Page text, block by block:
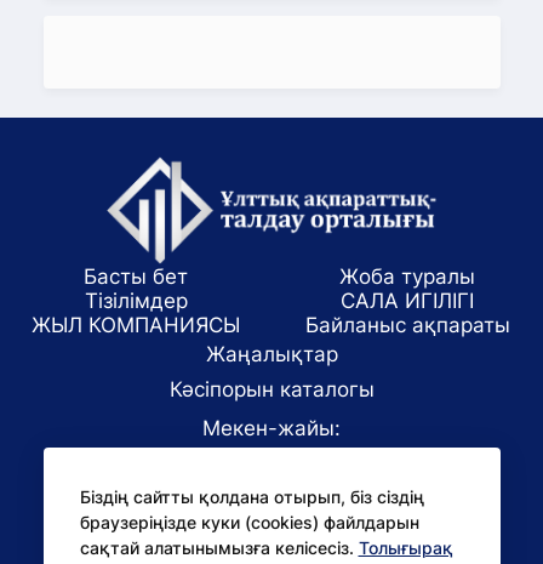
Біздің сайтты қолдана отырып, біз сіздің
браузеріңізде куки (cookies) файлдарын
сақтай алатынымызға келісесіз. Толығырақ
Басты бет
Жоба туралы
Тізілімдер
САЛА ИГІЛІГІ
ЖЫЛ КОМПАНИЯСЫ
Байланыс ақпараты
Жаңалықтар
Кәсіпорын каталогы
Мекен-жайы:
E-mail:
office@niac.kz